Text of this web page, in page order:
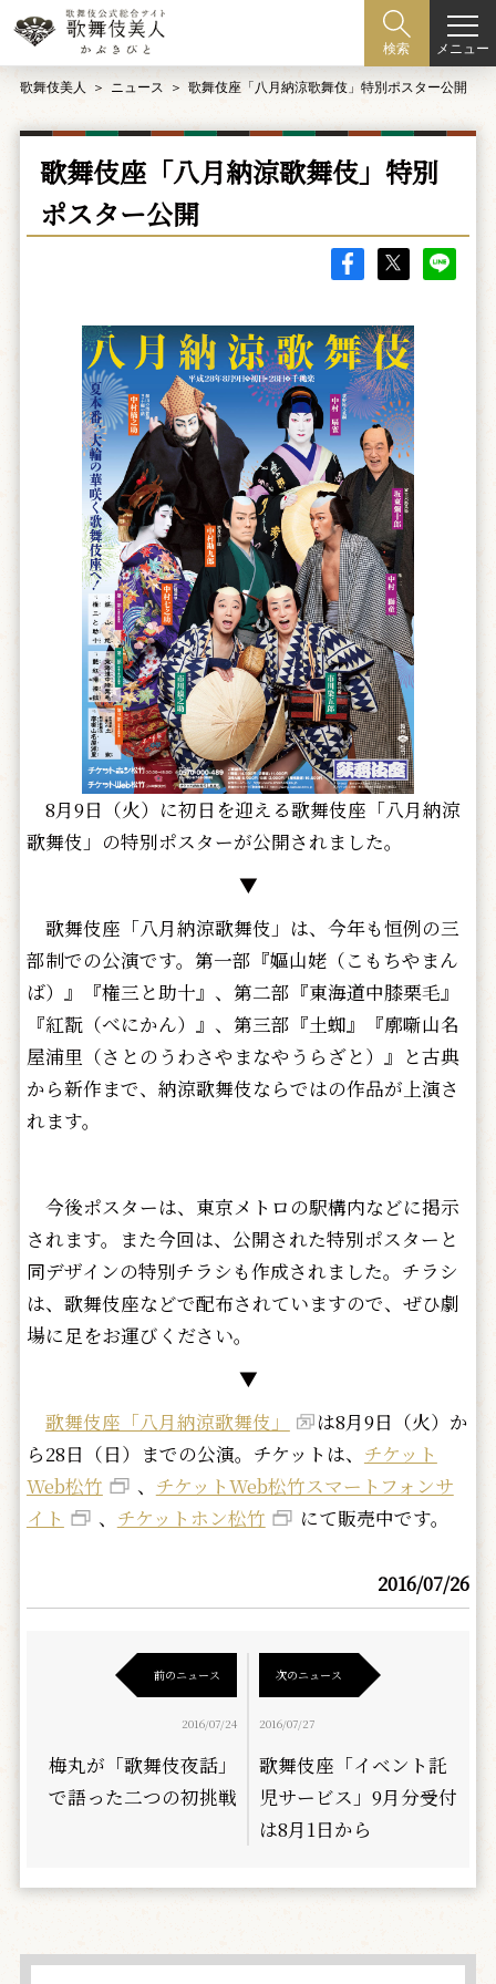
検索 メニュー
歌舞伎美人 ニュース 歌舞伎座「八月納涼歌舞伎」特別ポスター公開
歌舞伎座「八月納涼歌舞伎」特別
ポスター公開
8月9日（火）に初日を迎える歌舞伎座「八月納涼
歌舞伎」の特別ポスターが公開されました。
▼
歌舞伎座「八月納涼歌舞伎」は、今年も恒例の三
部制での公演です。第一部『嫗山姥（こもちやまん
ば）』『権三と助十』、第二部『東海道中膝栗毛』
『紅翫（べにかん）』、第三部『土蜘』『廓噺山名
屋浦里（さとのうわさやまなやうらざと）』と古典
から新作まで、納涼歌舞伎ならではの作品が上演さ
れます。
今後ポスターは、東京メトロの駅構内などに掲示
されます。また今回は、公開された特別ポスターと
同デザインの特別チラシも作成されました。チラシ
は、歌舞伎座などで配布されていますので、ぜひ劇
場に足をお運びください。
▼
歌舞伎座「八月納涼歌舞伎」
は8月9日（火）か
ら28日（日）までの公演。チケットは、 チケット
Web松竹
、 チケットWeb松竹スマートフォンサ
イト
、 チケットホン松竹 にて販売中です。
2016/07/26
前のニュース
2016/07/24
梅丸が「歌舞伎夜話」
で語った二つの初挑戦
次のニュース
2016/07/27
歌舞伎座「イベント託
児サービス」9月分受付
は8月1日から